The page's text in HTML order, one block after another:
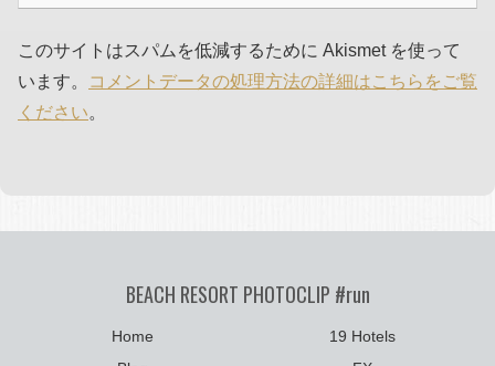
このサイトはスパムを低減するために Akismet を使って
います。
コメントデータの処理方法の詳細はこちらをご覧
ください。
BEACH RESORT PHOTOCLIP #run
Home
19 Hotels